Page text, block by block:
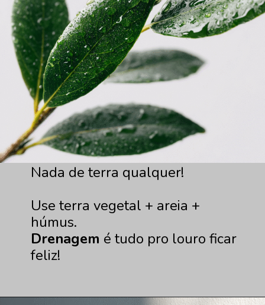
Nada de terra qualquer!
Use terra vegetal + areia +
Drenagem é tudo pro louro ficar
feliz!